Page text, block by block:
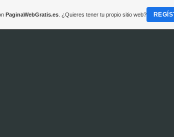
PaginaWebGratis.es. ¿Quieres tener tu propio sitio web?